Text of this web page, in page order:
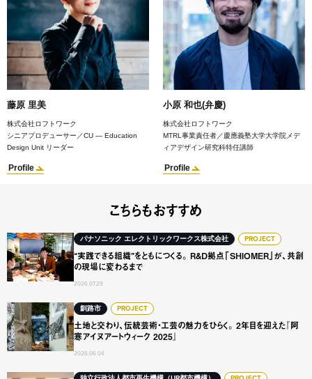
藤原 里美
株式会社ロフトワーク
シニアプロデューサー／CU — Education
Design Unit リーダー
Profile
小原 和也(弁慶)
株式会社ロフトワーク
MTRL事業責任者／慶應義塾大学大学院メデ
ィアデザイン研究科特任講師
Profile
こちらもおすすめ
パナソニック エレクトリックワークス株式会社 PROJECT
“実践できる組織”をともにつくる。 R&D拠点「SHIOMER」が、共創
の現場に変わるまで
2026.07.29
“実践できる組織”をともにつくる。 R&D拠点「SHIOMER
釧路市 PROJECT
土地と交わり、伝統芸術・工芸の魅力をひらく。 2年目を迎えた『阿
寒アイヌアートウィーク 2025』
2026.06.04
土地と交わり、伝統芸術・工芸の魅力をひらく。 2年目を